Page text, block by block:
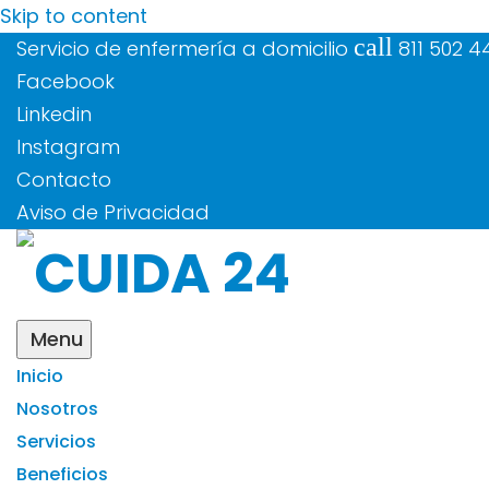
Skip to content
Servicio de enfermería a domicilio call 811 502
Facebook
Linkedin
Instagram
Contacto
Aviso de Privacidad
Menu
Inicio
Nosotros
Servicios
Beneficios